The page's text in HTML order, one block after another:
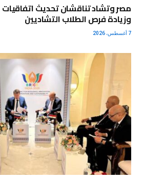
مصر وتشاد تناقشان تحديث اتفاقيات
وزيادة فرص الطلاب التشاديين
7 أغسطس، 2026